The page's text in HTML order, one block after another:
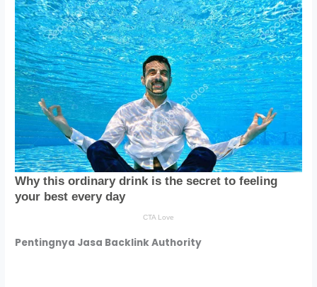
Pentingnya Jasa Backlink Authority